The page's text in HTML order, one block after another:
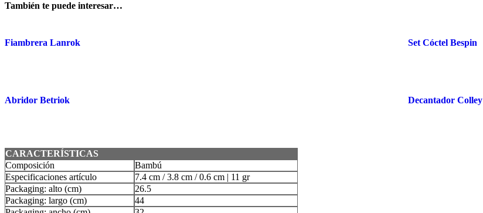
También te puede interesar…
Fiambrera Lanrok Set Cóctel Bespin
Abridor Betriok Decantador Colley
CARACTERÍSTICAS
Composición
Bambú
Especificaciones artículo
7.4 cm / 3.8 cm / 0.6 cm | 11 gr
Packaging: alto (cm)
26.5
Packaging: largo (cm)
44